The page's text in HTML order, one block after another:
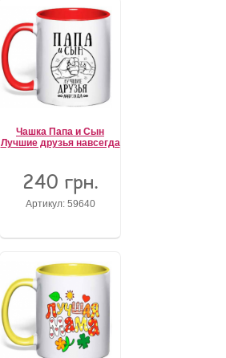
Чашка Папа и Сын
Лучшие друзья навсегда
240 грн.
Артикул: 59640